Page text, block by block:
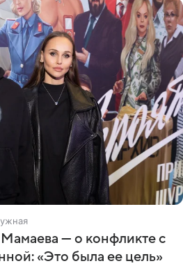
— о конфликте с
«Это была ее цель»